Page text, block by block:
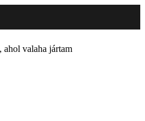
valaha jártam